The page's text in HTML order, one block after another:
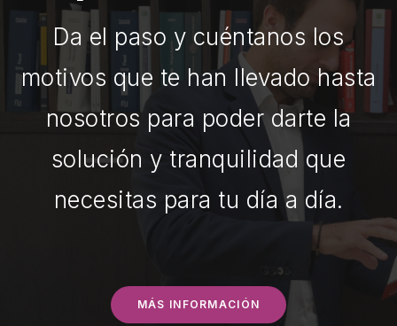
Da el paso y cuéntanos los
motivos que te han llevado hasta
nosotros para poder darte la
solución y tranquilidad que
necesitas para tu día a día.
MÁS INFORMACIÓN